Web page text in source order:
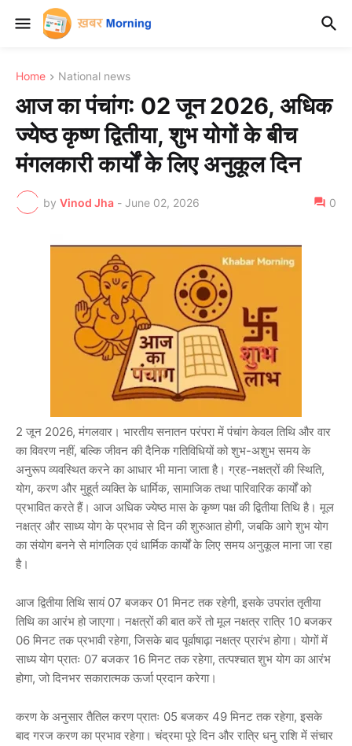
Home National news
आज का पंचांग: 02 जून 2026, अधिक
ज्येष्ठ कृष्ण द्वितीया, शुभ योगों के बीच
मंगलकारी कार्यों के लिए अनुकूल दिन
by Vinod Jha - June 02, 2026 0
2 जून 2026, मंगलवार। भारतीय सनातन परंपरा में पंचांग केवल तिथि और वार
का विवरण नहीं, बल्कि जीवन की दैनिक गतिविधियों को शुभ-अशुभ समय के
अनुरूप व्यवस्थित करने का आधार भी माना जाता है। ग्रह-नक्षत्रों की स्थिति,
योग, करण और मुहूर्त व्यक्ति के धार्मिक, सामाजिक तथा पारिवारिक कार्यों को
प्रभावित करते हैं। आज अधिक ज्येष्ठ मास के कृष्ण पक्ष की द्वितीया तिथि है। मूल
नक्षत्र और साध्य योग के प्रभाव से दिन की शुरुआत होगी, जबकि आगे शुभ योग
का संयोग बनने से मांगलिक एवं धार्मिक कार्यों के लिए समय अनुकूल माना जा रहा
है।
आज द्वितीया तिथि सायं 07 बजकर 01 मिनट तक रहेगी, इसके उपरांत तृतीया
तिथि का आरंभ हो जाएगा। नक्षत्रों की बात करें तो मूल नक्षत्र रात्रि 10 बजकर
06 मिनट तक प्रभावी रहेगा, जिसके बाद पूर्वाषाढ़ा नक्षत्र प्रारंभ होगा। योगों में
साध्य योग प्रातः 07 बजकर 16 मिनट तक रहेगा, तत्पश्चात शुभ योग का आरंभ
होगा, जो दिनभर सकारात्मक ऊर्जा प्रदान करेगा।
करण के अनुसार तैतिल करण प्रातः 05 बजकर 49 मिनट तक रहेगा, इसके
बाद गरज करण का प्रभाव रहेगा। चंद्रमा पूरे दिन और रात्रि धनु राशि में संचार